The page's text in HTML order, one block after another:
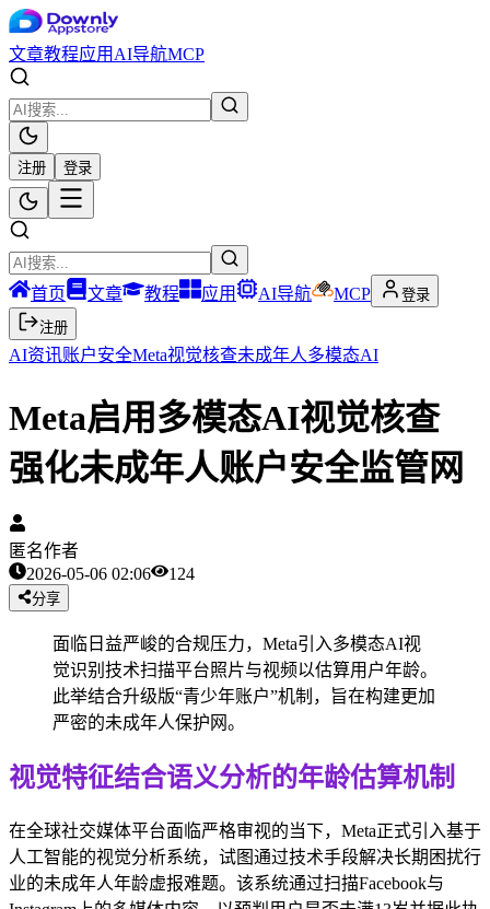
文章教程应用 AI导航MCP
注册 登录
首页 文章 教程 应用 AI导航 MCP
登录
注册
AI资讯账户安全Meta视觉核查未成年人多模态AI
Meta启用多模态AI视觉核查
强化未成年人账户安全监管网
匿名作者
2026-05-06 02:06
124
分享
面临日益严峻的合规压力，Meta引入多模态AI视
觉识别技术扫描平台照片与视频以估算用户年龄。
此举结合升级版“青少年账户”机制，旨在构建更加
严密的未成年人保护网。
视觉特征结合语义分析的年龄估算机制
在全球社交媒体平台面临严格审视的当下，Meta正式引入基于
人工智能的视觉分析系统，试图通过技术手段解决长期困扰行
业的未成年人年龄虚报难题。该系统通过扫描Facebook与